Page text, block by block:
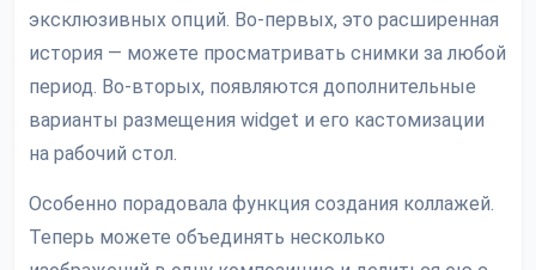
эксклюзивных опций. Во-первых, это расширенная
история — можете просматривать снимки за любой
период. Во-вторых, появляются дополнительные
варианты размещения widget и его кастомизации
на рабочий стол.
Особенно порадовала функция создания коллажей.
Теперь можете объединять несколько